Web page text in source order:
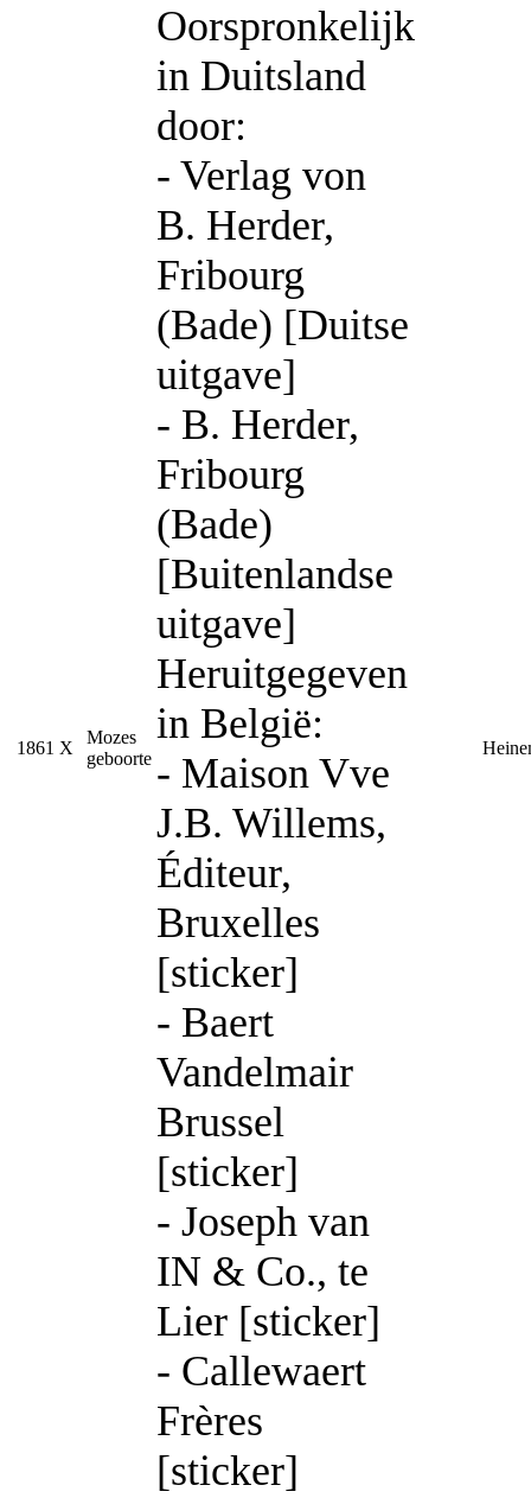
1861 X
Mozes
geboorte
Oorspronkelijk
in Duitsland
door:
- Verlag von
B. Herder,
Fribourg
(Bade) [Duitse
uitgave]
- B. Herder,
Fribourg
(Bade)
[Buitenlandse
uitgave]
Heruitgegeven
in België:
- Maison Vve
J.B. Willems,
Éditeur,
Bruxelles
[sticker]
- Baert
Vandelmair
Brussel
[sticker]
- Joseph van
IN & Co., te
Lier [sticker]
- Callewaert
Frères
[sticker]